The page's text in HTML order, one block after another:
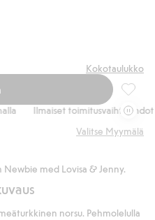
Kokotaulukko
Ilmaiset toimitusvaihtoehdot
Valitse Myymälä
med Lovisa & Jenny.
norsu. Pehmolelulla